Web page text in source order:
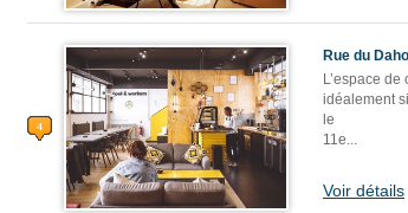
Rue du
L’espace
idéalement
le
11e...
Voir détails